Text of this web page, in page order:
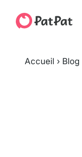
Accueil › Blog